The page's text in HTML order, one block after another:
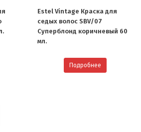
Estel Vintage Краска для
седых волос SBV/07
Cуперблонд коричневый 60
мл.
Подробнее